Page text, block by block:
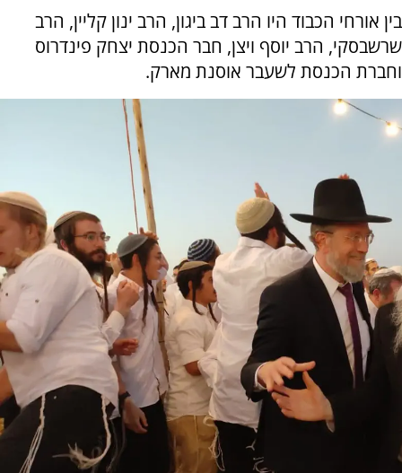
בין אורחי הכבוד היו הרב דב ביגון, הרב ינון קליין, הרב
שרשבסקי, הרב יוסף ויצן, חבר הכנסת יצחק פינדרוס
וחברת הכנסת לשעבר אוסנת מארק.